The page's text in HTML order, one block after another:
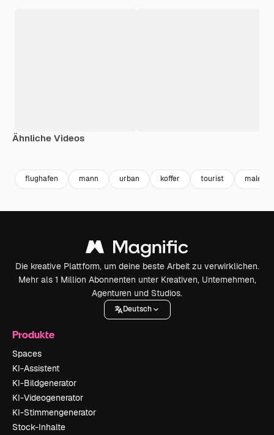
Ähnliche Videos
flughafen mann urban koffer tourist male
Die kreative Plattform, um deine beste Arbeit zu verwirklichen.
Mehr als 1 Million Abonnenten unter Kreativen, Unternehmen,
Agenturen und Studios.
Deutsch
Produkte
Spaces
KI-Assistent
KI-Bildgenerator
KI-Videogenerator
KI-Stimmengenerator
Stock-Inhalte